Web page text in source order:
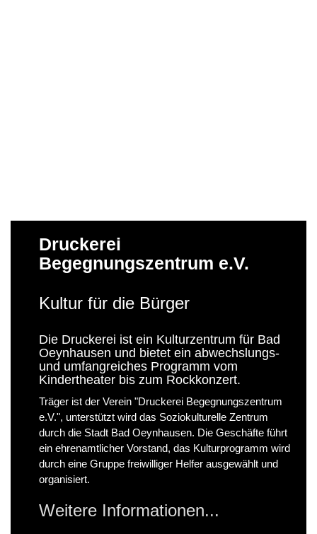
Druckerei
Begegnungszentrum e.V.
Kultur für die Bürger
Die Druckerei ist ein Kulturzentrum für Bad
Oeynhausen und bietet ein abwechslungs-
und umfangreiches Programm vom
Kindertheater bis zum Rockkonzert.
Träger ist der Verein "Druckerei Begegnungszentrum
e.V.", unterstützt wird das Soziokulturelle Zentrum
durch die Stadt Bad Oeynhausen. Die Geschäfte führt
ein ehrenamtlicher Vorstand, das Kulturprogramm wird
durch eine Gruppe freiwilliger Helfer ausgewählt und
organisiert.
Weitere Informationen...